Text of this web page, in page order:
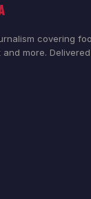
covering
more.